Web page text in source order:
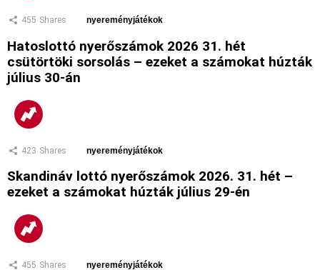
455 Shares nyereményjátékok
Hatoslottó nyerőszámok 2026 31. hét
csütörtöki sorsolás – ezeket a számokat húzták
július 30-án
423 Shares nyereményjátékok
Skandináv lottó nyerőszámok 2026. 31. hét –
ezeket a számokat húzták július 29-én
455 Shares nyereményjátékok